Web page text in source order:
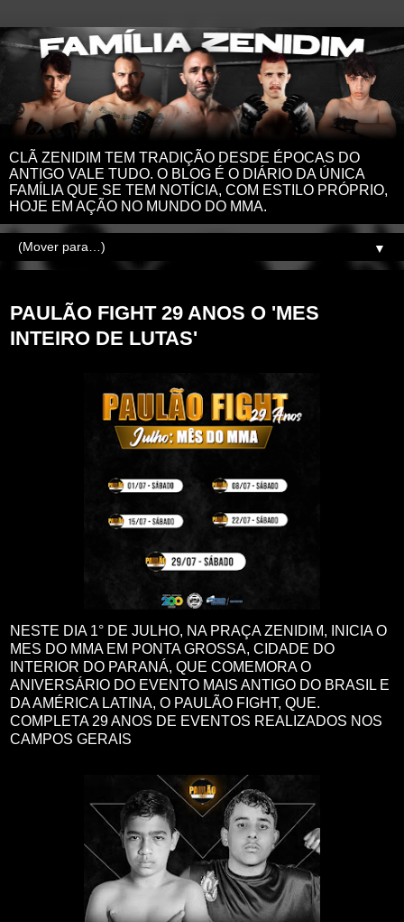
CLÃ ZENIDIM TEM TRADIÇÃO DESDE ÉPOCAS DO
ANTIGO VALE TUDO. O BLOG É O DIÁRIO DA ÚNICA
FAMÍLIA QUE SE TEM NOTÍCIA, COM ESTILO PRÓPRIO,
HOJE EM AÇÃO NO MUNDO DO MMA.
▼
PAULÃO FIGHT 29 ANOS O 'MES
INTEIRO DE LUTAS'
NESTE DIA 1° DE JULHO, NA PRAÇA ZENIDIM, INICIA O
MES DO MMA EM PONTA GROSSA, CIDADE DO
INTERIOR DO PARANÁ, QUE COMEMORA O
ANIVERSÁRIO DO EVENTO MAIS ANTIGO DO BRASIL E
DA AMÉRICA LATINA, O PAULÃO FIGHT, QUE.
COMPLETA 29 ANOS DE EVENTOS REALIZADOS NOS
CAMPOS GERAIS